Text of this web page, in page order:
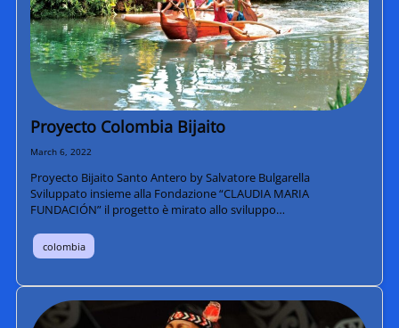
Proyecto Colombia Bijaito
March 6, 2022
Proyecto Bijaito Santo Antero by Salvatore Bulgarella
Sviluppato insieme alla Fondazione “CLAUDIA MARIA
FUNDACIÓN” il progetto è mirato allo sviluppo…
colombia